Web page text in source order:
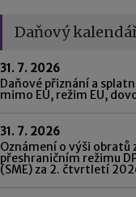
Daňový
31. 7. 2026
Daňové přiznání a
mimo EU, režim EU,
31. 7. 2026
Oznámení o výši
přeshraničním režimu
(SME) za 2. čtvrtletí